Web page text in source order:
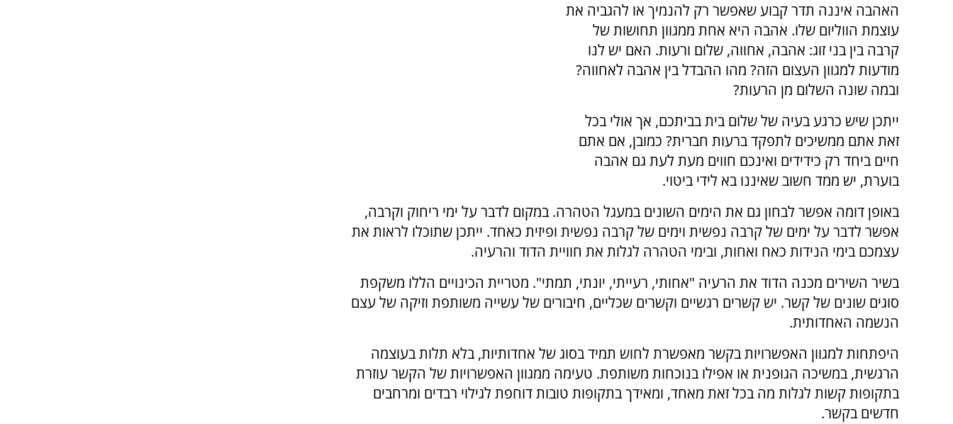
האהבה איננה תדר קבוע שאפשר רק להנמיך או להגביה את
עוצמת הווליום שלו. אהבה היא אחת ממגוון תחושות של
קרבה בין בני זוג: אהבה, אחווה, שלום ורעות. האם יש לנו
מודעות למגוון העצום הזה? מהו ההבדל בין אהבה לאחווה?
ובמה שונה השלום מן הרעות?
ייתכן שיש כרגע בעיה של שלום בית בביתכם, אך אולי בכל
זאת אתם ממשיכים לתפקד ברעות חברית? כמובן, אם אתם
חיים ביחד רק כידידים ואינכם חווים מעת לעת גם אהבה
בוערת, יש ממד חשוב שאיננו בא לידי ביטוי.
באופן דומה אפשר לבחון גם את הימים השונים במעגל הטהרה. במקום לדבר על ימי ריחוק וקרבה,
אפשר לדבר על ימים של קרבה נפשית וימים של קרבה נפשית ופיזית כאחד. ייתכן שתוכלו לראות את
עצמכם בימי הנידות כאח ואחות, ובימי הטהרה לגלות את חוויית הדוד והרעיה.
בשיר השירים מכנה הדוד את הרעיה "אחותי, רעייתי, יונתי, תמתי". מטריית הכינויים הללו משקפת
סוגים שונים של קשר. יש קשרים רגשיים וקשרים שכליים, חיבורים של עשייה משותפת וזיקה של עצם
הנשמה האחדותית.
היפתחות למגוון האפשרויות בקשר מאפשרת לחוש תמיד בסוג של אחדותיות, בלא תלות בעוצמה
הרגשית, במשיכה הגופנית או אפילו בנוכחות משותפת. טעימה ממגוון האפשרויות של הקשר עוזרת
בתקופות קשות לגלות מה בכל זאת מאחד, ומאידך בתקופות טובות דוחפת לגילוי רבדים ומרחבים
חדשים בקשר.